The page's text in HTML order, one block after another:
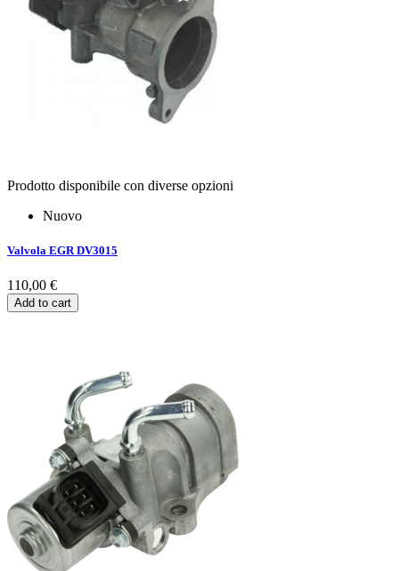
Prodotto disponibile con diverse opzioni
Nuovo
Valvola EGR DV3015
110,00 €
Add to cart